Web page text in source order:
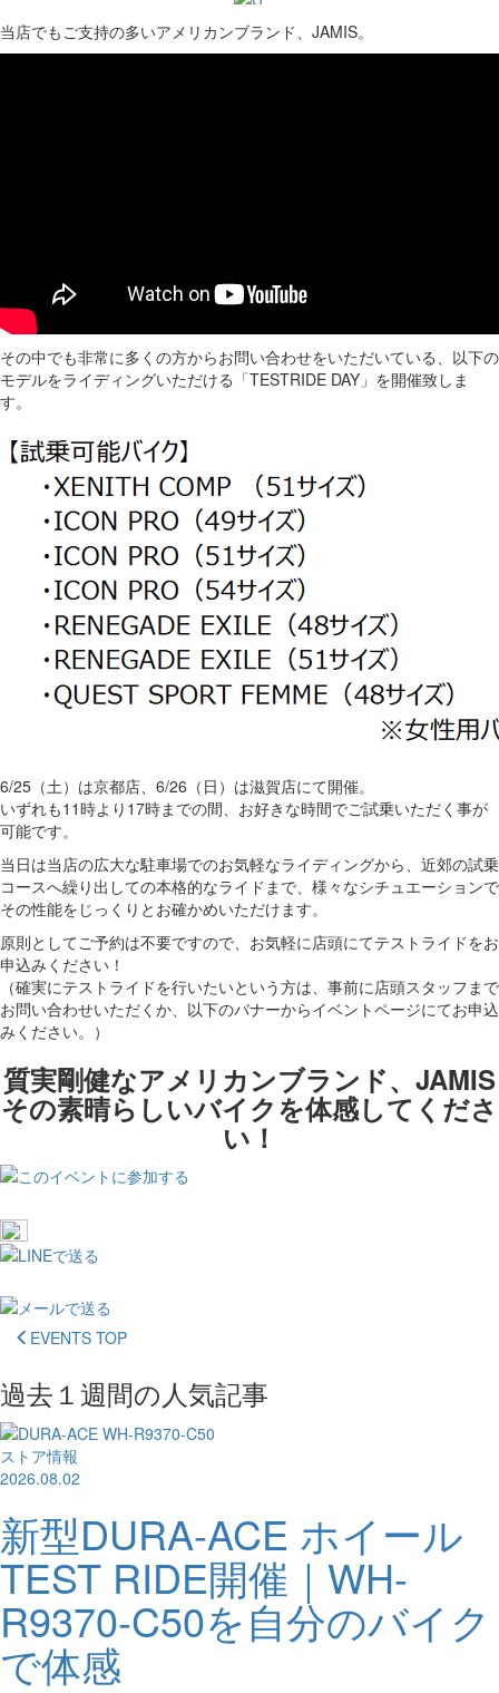
当店でもご支持の多いアメリカンブランド、JAMIS。
その中でも非常に多くの方からお問い合わせをいただいている、以下の
モデルをライディングいただける「TESTRIDE DAY」を開催致しま
す。
6/25（土）は京都店、6/26（日）は滋賀店にて開催。
いずれも11時より17時までの間、お好きな時間でご試乗いただく事が
可能です。
当日は当店の広大な駐車場でのお気軽なライディングから、近郊の試乗
コースへ繰り出しての本格的なライドまで、様々なシチュエーションで
その性能をじっくりとお確かめいただけます。
原則としてご予約は不要ですので、お気軽に店頭にてテストライドをお
申込みください！
（確実にテストライドを行いたいという方は、事前に店頭スタッフまで
お問い合わせいただくか、以下のバナーからイベントページにてお申込
みください。）
質実剛健なアメリカンブランド、JAMIS
その素晴らしいバイクを体感してくださ
い！
EVENTS TOP
過去１週間の人気記事
ストア情報
2026.08.02
新型DURA-ACE ホイール
TEST RIDE開催｜WH-
R9370-C50を自分のバイク
で体感